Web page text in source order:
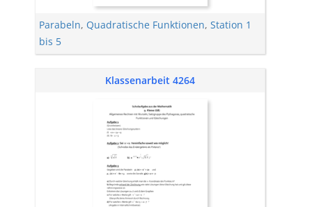
Parabeln, Quadratische Funktionen, Station 1
bis 5
Klassenarbeit 4264